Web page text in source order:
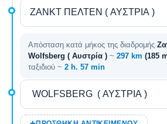
Απόσταση κατά μήκος της διαδρομής
Wolfsberg ( Αυστρία ) ~ 297 km (185
ταξιδιού ~ 2 h. 57 min